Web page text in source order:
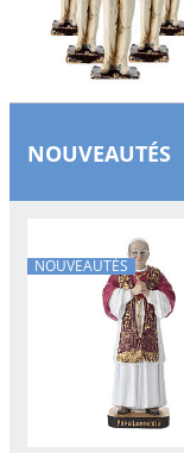
NOUVEAUTÉS
NOUVEAUTÉS